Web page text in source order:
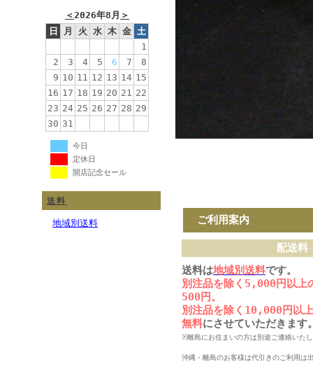
＜2026年8月 ＞
日
月 火 水 木 金 土
1
2
3 4 5 6 7
8
9 10 11 12 13 14 15
16 17 18 19 20 21 22
23 24 25 26 27 28 29
30 31
今日
定休日
開店記念セール
送料
地域別送料 ご利用案内
配送料
送料は地域別送料です。
別注品を除く5,000円以上
500円。
別注品を除く10,000円以
無料にさせていただきます
※離島にお住まいの方は別途ご連絡いた
沖縄・離島のお客様は代引きのご利用は